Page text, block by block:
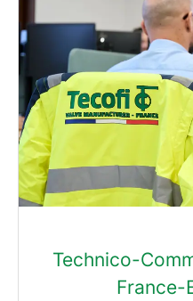
Technico-
France-